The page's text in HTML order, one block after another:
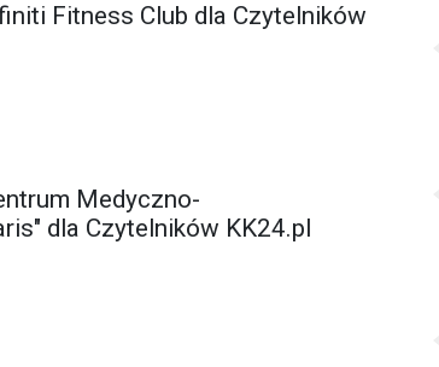
Fitness Club dla Czytelników
Medyczno-
dla Czytelników KK24.pl